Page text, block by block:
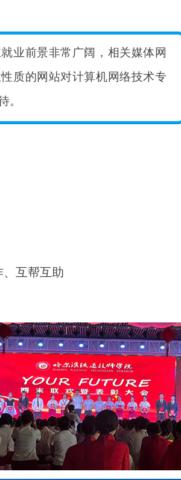
业前景非常广阔，相关媒体网
质的网站对计算机网络技术专
。
互帮互助